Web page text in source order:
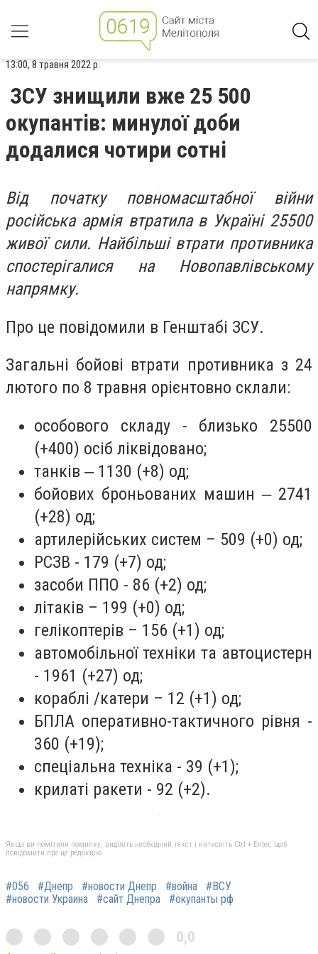
13:00, 8 травня 2022 р.
ЗСУ знищили вже 25 500
окупантів: минулої доби
додалися чотири сотні
Від початку повномасштабної війни
російська армія втратила в Україні 25500
живої сили. Найбільші втрати противника
спостерігалися на Новопавлівському
напрямку.
Про це повідомили в Генштабі ЗСУ.
Загальні бойові втрати противника з 24
лютого по 8 травня орієнтовно склали:
особового складу - близько 25500
(+400) осіб ліквідовано;
танків ‒ 1130 (+8) од;
бойових броньованих машин ‒ 2741
(+28) од;
артилерійських систем – 509 (+0) од;
РСЗВ - 179 (+7) од;
засоби ППО - 86 (+2) од;
літаків – 199 (+0) од;
гелікоптерів – 156 (+1) од;
автомобільної техніки та автоцистерн
- 1961 (+27) од;
кораблі /катери – 12 (+1) од;
БПЛА оперативно-тактичного рівня -
360 (+19);
спеціальна техніка - 39 (+1);
крилаті ракети - 92 (+2).
Якщо ви помітили помилку, виділіть необхідний текст і натисніть Ctrl + Enter, щоб
повідомити про це редакцію
#056 #Днепр #новости Днепр #война
#ВСУ
#новости Украина
#сайт Днепра #окупанты рф
0,0